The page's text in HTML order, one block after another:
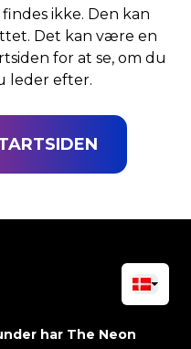
ikke. Den kan
Det kan være en
for at se, om du
leder efter.
har The Neon